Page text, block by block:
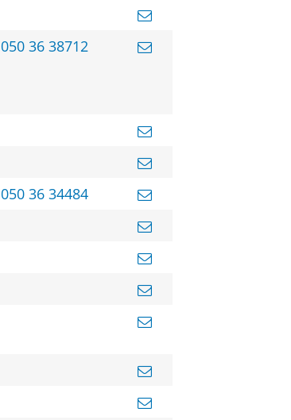
050 36 38712
050 36 34484